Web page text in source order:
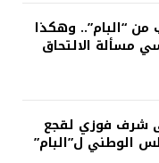
“البام”.. وهكذا
مسألة الالتحاق
شرف فوزي لقجع
الوطني ل”البام”